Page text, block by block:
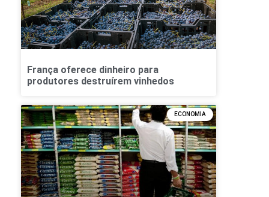
França oferece dinheiro para
produtores destruírem vinhedos
ECONOMIA